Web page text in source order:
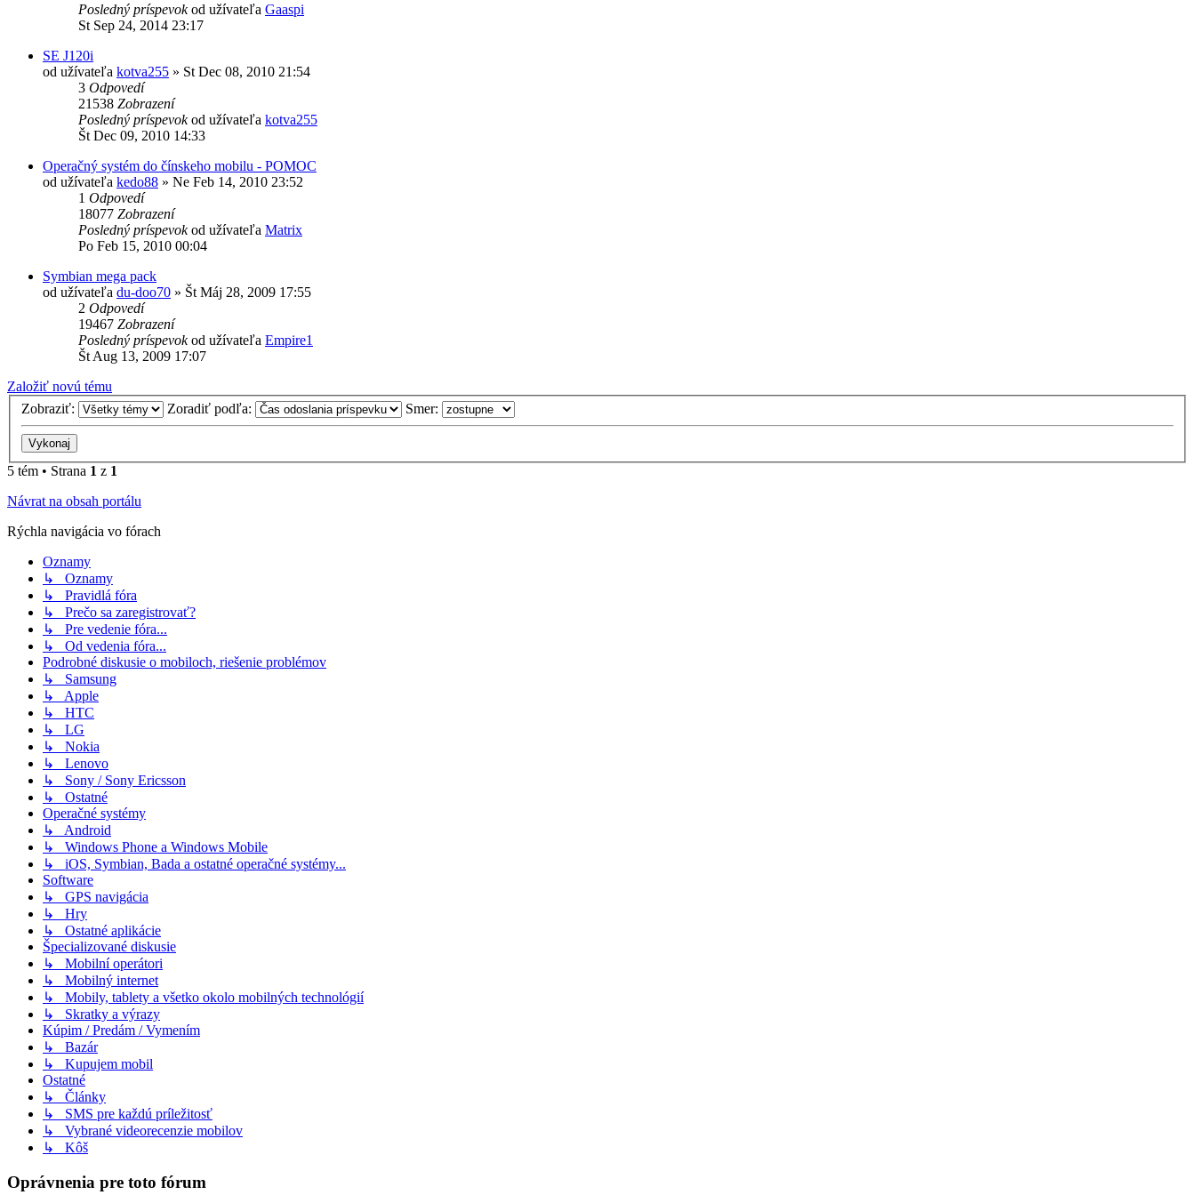
Posledný príspevokod užívateľa Gaaspi
St Sep 24, 2014 23:17
SE J120i
od užívateľa kotva255 » St Dec 08, 2010 21:54
3 Odpovedí
21538 Zobrazení
Posledný príspevokod užívateľa kotva255
Št Dec 09, 2010 14:33
Operačný systém do čínskeho mobilu - POMOC
od užívateľa kedo88 » Ne Feb 14, 2010 23:52
1 Odpovedí
18077 Zobrazení
Posledný príspevokod užívateľa Matrix
Po Feb 15, 2010 00:04
Symbian mega pack
od užívateľa du-doo70 » Št Máj 28, 2009 17:55
2 Odpovedí
19467 Zobrazení
Posledný príspevokod užívateľa Empire1
Št Aug 13, 2009 17:07
Založiť novú tému
Zobraziť:
Zoradiť podľa: Smer:
5 tém • Strana 1 z 1
Návrat na obsah portálu
Rýchla navigácia vo fórach
Oznamy
↳ Oznamy
↳ Pravidlá fóra
↳ Prečo sa zaregistrovať?
↳ Pre vedenie fóra...
↳ Od vedenia fóra...
Podrobné diskusie o mobiloch, riešenie problémov
↳ Samsung
↳ Apple
↳ HTC
↳ LG
↳ Nokia
↳ Lenovo
↳ Sony / Sony Ericsson
↳ Ostatné
Operačné systémy
↳ Android
↳ Windows Phone a Windows Mobile
↳ iOS, Symbian, Bada a ostatné operačné systémy...
Software
↳ GPS navigácia
↳ Hry
↳ Ostatné aplikácie
Špecializované diskusie
↳ Mobilní operátori
↳ Mobilný internet
↳ Mobily, tablety a všetko okolo mobilných technológií
↳ Skratky a výrazy
Kúpim / Predám / Vymením
↳ Bazár
↳ Kupujem mobil
Ostatné
↳ Články
↳ SMS pre každú príležitosť
↳ Vybrané videorecenzie mobilov
↳ Kôš
Oprávnenia pre toto fórum